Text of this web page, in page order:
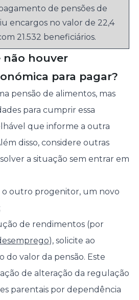
de pensões de
encargos no valor de 22,4
21.532 beneficiários.
não houver
para pagar?
pensão de alimentos, mas
para cumprir essa
que informe a outra
disso, considere outras
a situação sem entrar em
o outro progenitor, um novo
de rendimentos (por
), solicite ao
do valor da pensão. Este
de alteração da regulação
parentais por dependência